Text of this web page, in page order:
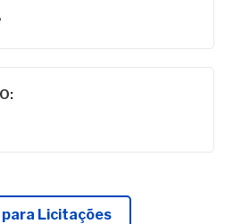
Licitações